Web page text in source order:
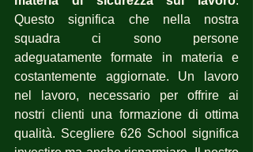
Questo significa che nella nostra
squadra ci sono persone
adeguatamente formate in materia e
costantemente aggiornate. Un lavoro
nel lavoro, necessario per offrire ai
nostri clienti una formazione di ottima
qualità. Scegliere 626 School significa